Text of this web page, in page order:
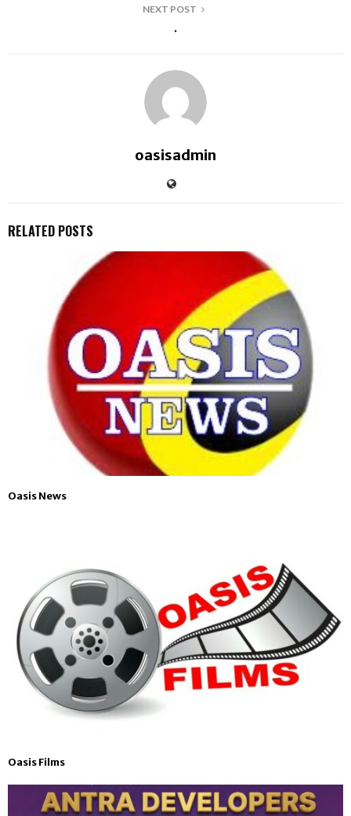
NEXT POST
.
oasisadmin
RELATED POSTS
Oasis News
Oasis Films